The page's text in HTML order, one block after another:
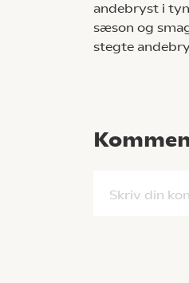
andebryst i
sæson og
stegte
Skriv din